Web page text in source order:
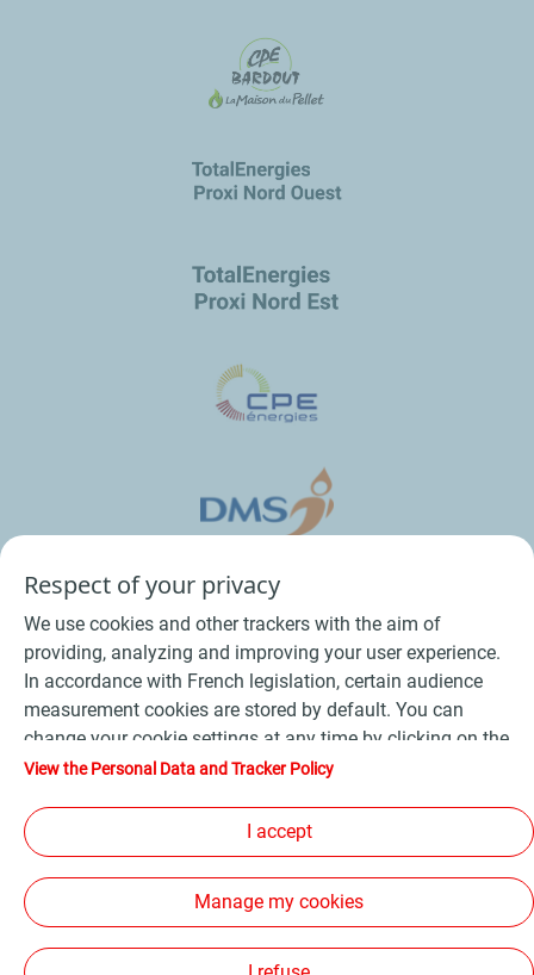
Conditions Générales de Vente Bois
Conditions Générales d’Utilisation
Cookies - Plan du site -
Les sites de la compagnie TotalEnergies
Accessibilité: non conforme
Respect of your privacy
We use cookies and other trackers with the aim of
providing, analyzing and improving your user experience.
In accordance with French legislation, certain audience
measurement cookies are stored by default. You can
change your cookie settings at any time by clicking on the
"Manage my cookies" button. By clicking on the "Accept"
device. If you click on "Decline", only the technical cookies
required for the site to function correctly will be used. For
more information, refer to the "Personal Data and Tracker
Policy" page.
View the Personal Data and Tracker Policy
I accept
Manage my cookies